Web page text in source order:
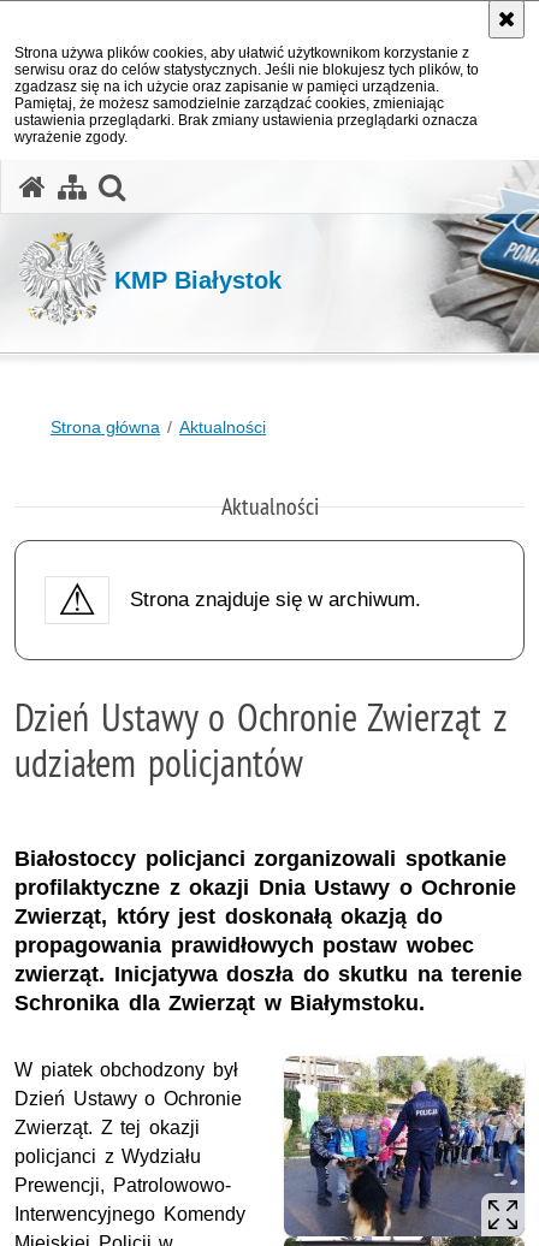
Strona używa plików cookies, aby ułatwić użytkownikom korzystanie z
serwisu oraz do celów statystycznych. Jeśli nie blokujesz tych plików, to
zgadzasz się na ich użycie oraz zapisanie w pamięci urządzenia.
Pamiętaj, że możesz samodzielnie zarządzać cookies, zmieniając
ustawienia przeglądarki. Brak zmiany ustawienia przeglądarki oznacza
wyrażenie zgody.
KMP Białystok
Strona główna Aktualności
Aktualności
Strona znajduje się w archiwum.
Dzień Ustawy o Ochronie Zwierząt z
udziałem policjantów
Białostoccy policjanci zorganizowali spotkanie
profilaktyczne z okazji Dnia Ustawy o Ochronie
Zwierząt, który jest doskonałą okazją do
propagowania prawidłowych postaw wobec
zwierząt. Inicjatywa doszła do skutku na terenie
Schronika dla Zwierząt w Białymstoku.
W piatek obchodzony był
Dzień Ustawy o Ochronie
Zwierząt. Z tej okazji
policjanci z Wydziału
Prewencji, Patrolowowo-
Interwencyjnego Komendy